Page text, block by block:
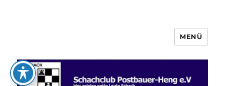
Schachclub Postbauer-Heng e.V.
MENÜ